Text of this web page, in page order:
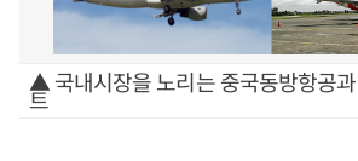
▲ 국내시장을 노리는 중국동방항공
트